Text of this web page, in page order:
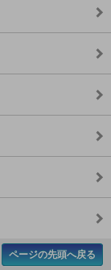
ページの先頭へ戻る